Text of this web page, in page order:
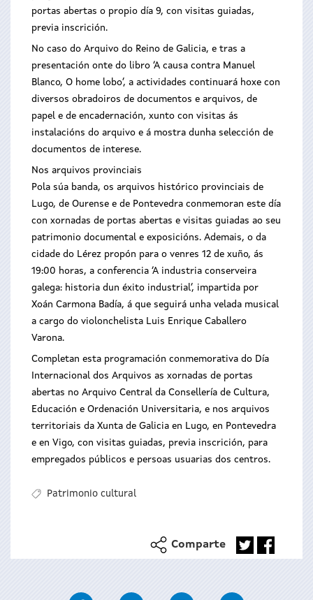
portas abertas o propio día 9, con visitas guiadas,
previa inscrición.
No caso do Arquivo do Reino de Galicia, e tras a
presentación onte do libro ‘A causa contra Manuel
Blanco, O home lobo’, a actividades continuará hoxe con
diversos obradoiros de documentos e arquivos, de
papel e de encadernación, xunto con visitas ás
instalacións do arquivo e á mostra dunha selección de
documentos de interese.
Nos arquivos provinciais
Pola súa banda, os arquivos histórico provinciais de
Lugo, de Ourense e de Pontevedra conmemoran este día
con xornadas de portas abertas e visitas guiadas ao seu
patrimonio documental e exposicións. Ademais, o da
cidade do Lérez propón para o venres 12 de xuño, ás
19:00 horas, a conferencia ‘A industria conserveira
galega: historia dun éxito industrial’, impartida por
Xoán Carmona Badía, á que seguirá unha velada musical
a cargo do violonchelista Luis Enrique Caballero
Varona.
Completan esta programación conmemorativa do Día
Internacional dos Arquivos as xornadas de portas
abertas no Arquivo Central da Consellería de Cultura,
Educación e Ordenación Universitaria, e nos arquivos
territoriais da Xunta de Galicia en Lugo, en Pontevedra
e en Vigo, con visitas guiadas, previa inscrición, para
empregados públicos e persoas usuarias dos centros.
Patrimonio cultural
Comparte